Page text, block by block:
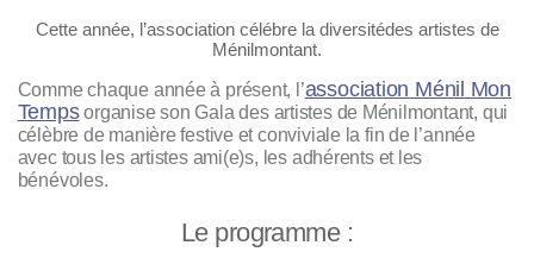
Cette année, l’association célébre la diversitédes artistes de
Ménilmontant.
Comme chaque année à présent, l’association Ménil Mon
Tempsorganise son Gala des artistes de Ménilmontant, qui
célèbre de manière festive et conviviale la fin de l’année
avec tous les artistes ami(e)s, les adhérents et les
bénévoles.
Le programme :